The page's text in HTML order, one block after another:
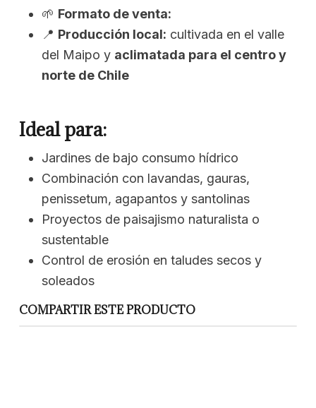
🌱 Formato de venta:
📍 Producción local: cultivada en el valle
del Maipo y aclimatada para el centro y
norte de Chile
Ideal para:
Jardines de bajo consumo hídrico
Combinación con lavandas, gauras,
penissetum, agapantos y santolinas
Proyectos de paisajismo naturalista o
sustentable
Control de erosión en taludes secos y
soleados
COMPARTIR ESTE PRODUCTO